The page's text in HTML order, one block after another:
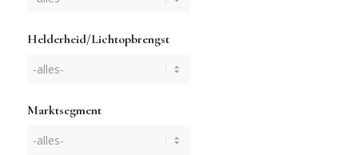
Helderheid/Lichtopbrengst
Marktsegment